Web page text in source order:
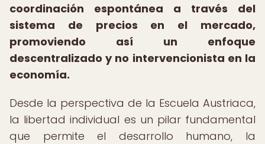
coordinación espontánea a través del
sistema de precios en el mercado,
promoviendo así un enfoque
descentralizado y no intervencionista en la
economía.
Desde la perspectiva de la Escuela Austriaca,
la libertad individual es un pilar fundamental
que permite el desarrollo humano, la